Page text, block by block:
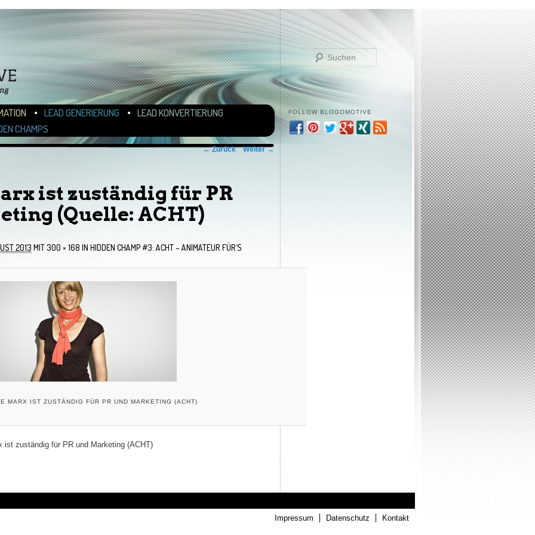
WECHSELNLEAD GENERIERUNG
LEAD KONVERTIERUNG
CHAMPS
FOLLOW BLOGOMOTIVE
← Zurück Weiter →
ist zuständig für PR
(Quelle: ACHT)
2013 MIT300 × 168 IN HIDDEN CHAMP #3: ACHT – ANIMATEUR FÜR’S
MARX IST ZUSTÄNDIG FÜR PR UND MARKETING (ACHT)
ist zuständig für PR und Marketing (ACHT)
Impressum Datenschutz Kontakt